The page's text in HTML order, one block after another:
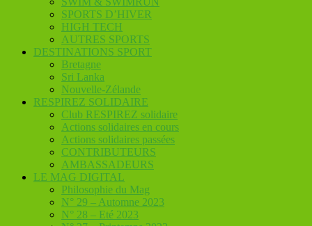
SPORTS D’HIVER
HIGH TECH
AUTRES SPORTS
DESTINATIONS SPORT
Bretagne
Sri Lanka
Nouvelle-Zélande
RESPIREZ SOLIDAIRE
Club RESPIREZ solidaire
Actions solidaires en cours
Actions solidaires passées
CONTRIBUTEURS
AMBASSADEURS
LE MAG DIGITAL
Philosophie du Mag
N° 29 – Automne 2023
N° 28 – Eté 2023